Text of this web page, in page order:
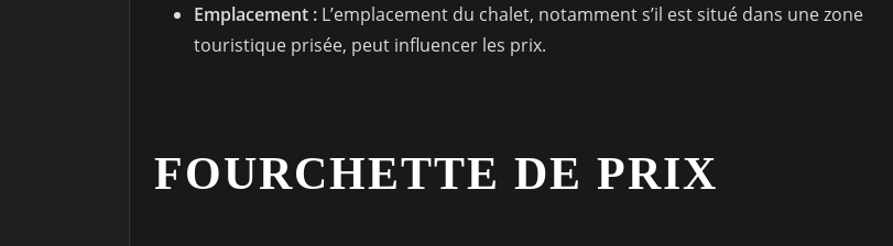
Emplacement : L’emplacement du chalet, notamment s’il est situé dans une zone
touristique prisée, peut influencer les prix.
FOURCHETTE DE PRIX